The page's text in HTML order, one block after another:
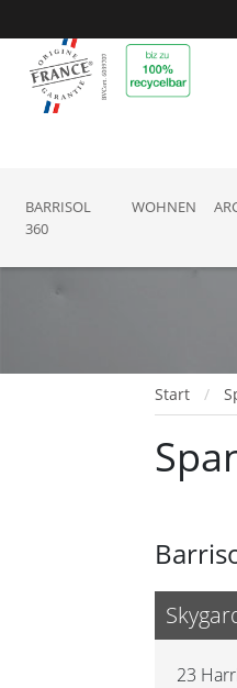
BARRISOL
360
WOHNEN
Start
23